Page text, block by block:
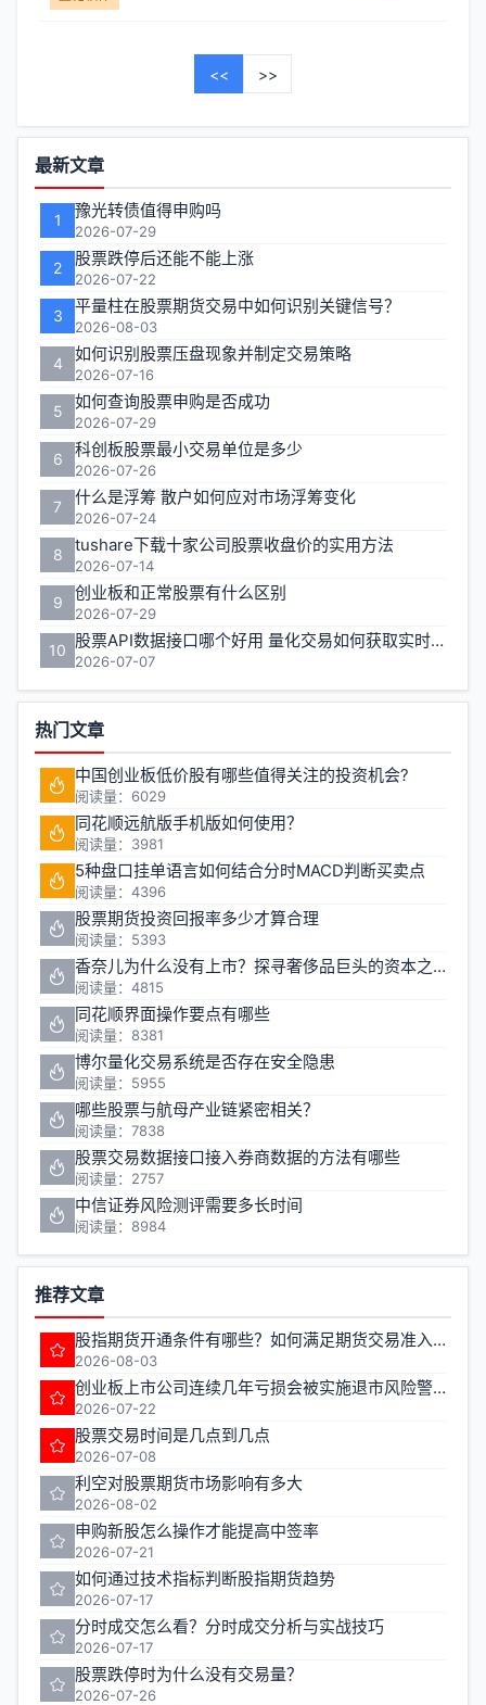
<< >>
功
能
区
最新文章
1 豫光转债值得申购吗
2026-07-29
2 股票跌停后还能不能上涨
2026-07-22
3 平量柱在股票期货交易中如何识别关键信号？
2026-08-03
4 如何识别股票压盘现象并制定交易策略
2026-07-16
5 如何查询股票申购是否成功
2026-07-29
6 科创板股票最小交易单位是多少
2026-07-26
7 什么是浮筹 散户如何应对市场浮筹变化
2026-07-24
8 tushare下载十家公司股票收盘价的实用方法
2026-07-14
9 创业板和正常股票有什么区别
2026-07-29
10 股票API数据接口哪个好用 量化交易如何获取实时行情
2026-07-07
热门文章
中国创业板低价股有哪些值得关注的投资机会?
阅读量：6029
同花顺远航版手机版如何使用？
阅读量：3981
5种盘口挂单语言如何结合分时MACD判断买卖点
阅读量：4396
股票期货投资回报率多少才算合理
阅读量：5393
香奈儿为什么没有上市？探寻奢侈品巨头的资本之路
阅读量：4815
同花顺界面操作要点有哪些
阅读量：8381
博尔量化交易系统是否存在安全隐患
阅读量：5955
哪些股票与航母产业链紧密相关？
阅读量：7838
股票交易数据接口接入券商数据的方法有哪些
阅读量：2757
中信证券风险测评需要多长时间
阅读量：8984
推荐文章
股指期货开通条件有哪些？如何满足期货交易准入要求？
2026-08-03
创业板上市公司连续几年亏损会被实施退市风险警示
2026-07-22
股票交易时间是几点到几点
2026-07-08
利空对股票期货市场影响有多大
2026-08-02
申购新股怎么操作才能提高中签率
2026-07-21
如何通过技术指标判断股指期货趋势
2026-07-17
分时成交怎么看？分时成交分析与实战技巧
2026-07-17
股票跌停时为什么没有交易量？
2026-07-26